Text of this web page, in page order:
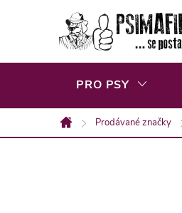
PRO PSY
Domů
Prodávané značky